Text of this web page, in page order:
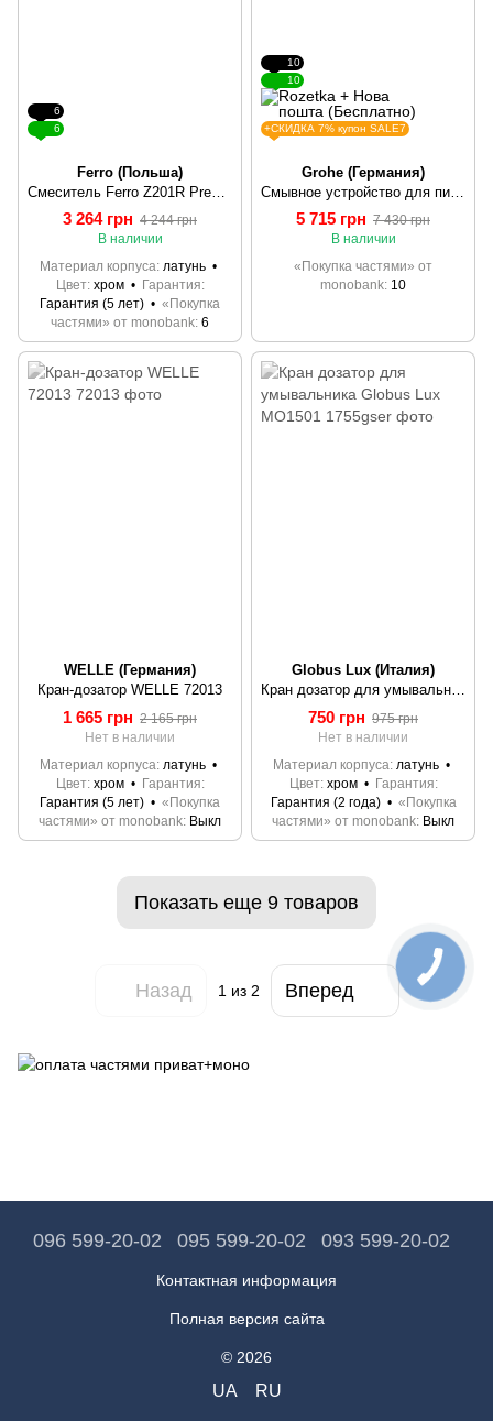
6
6
Ferro (Польша)
3 264 грн 4 244 грн
В наличии
Материал корпуса латунь
Цвет хром
Гарантия
Гарантия (5 лет)
«Покупка
частями» от monobank 6
10
10
+СКИДКА 7% купон SALE7
Grohe (Германия)
5 715 грн 7 430 грн
В наличии
«Покупка частями» от
monobank 10
WELLE (Германия)
Кран-дозатор WELLE 72013
1 665 грн 2 165 грн
Нет в наличии
Материал корпуса латунь
Цвет хром
Гарантия
Гарантия (5 лет)
«Покупка
частями» от monobank Выкл
Globus Lux (Италия)
Кран дозатор для умывальника Globus Lux MO1501
750 грн 975 грн
Нет в наличии
Материал корпуса латунь
Цвет хром
Гарантия
Гарантия (2 года)
«Покупка
частями» от monobank Выкл
Показать еще 9 товаров
Назад 1 из 2 Вперед
096 599-20-02 095 599-20-02 093 599-20-02
Контактная информация
Полная версия сайта
© 2026
UA RU